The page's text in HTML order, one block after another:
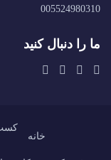
005524980310
ما را دنبال کنید
خانه
کسب